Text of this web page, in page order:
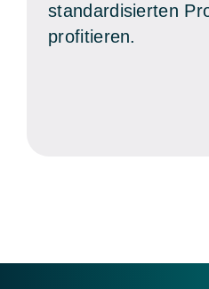
standardisierten
profitieren.